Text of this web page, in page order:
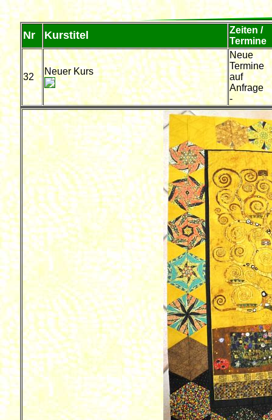
Nr Kurstitel
Zeiten /
Termine
32
Neuer Kurs
Neue
Termine
auf
Anfrage
-